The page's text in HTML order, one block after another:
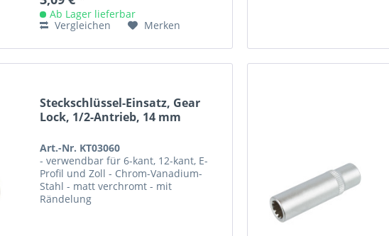
Ab Lager lieferbar
Vergleichen
Merken
Steckschlüssel-Einsatz, Gear
Lock, 1/2-Antrieb, 14 mm
Art.-Nr. KT03060
- verwendbar für 6-kant, 12-kant, E-
Profil und Zoll - Chrom-Vanadium-
Stahl - matt verchromt - mit
Rändelung